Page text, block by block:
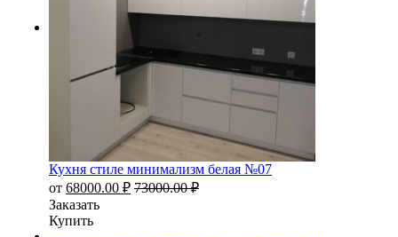
Кухня стиле минимализм белая №07
от 68000.00 ₽ 73000.00₽
Заказать
Купить